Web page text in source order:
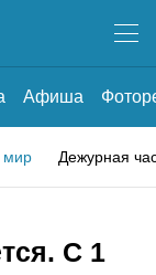
Афиша
мир Дежурная
С 1